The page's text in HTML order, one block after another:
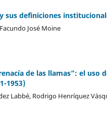
sus definiciones
José Moine
de las llamas”: el
1953)
Labbé, Rodrigo Henríquez